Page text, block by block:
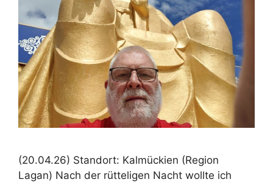
(20.04.26) Standort: Kalmückien (Region
Lagan) Nach der rütteligen Nacht wollte ich